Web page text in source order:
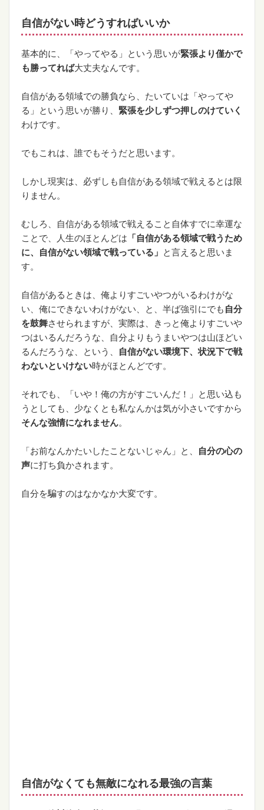
自信がない時どうすればいいか
基本的に、「やってやる」という思いが緊張より僅かで
も勝ってれば大丈夫なんです。
自信がある領域での勝負なら、たいていは「やってや
る」という思いが勝り、 緊張を少しずつ押しのけていく
わけです。
でもこれは、誰でもそうだと思います。
しかし現実は、必ずしも自信がある領域で戦えるとは限
りません。
むしろ、自信がある領域で戦えること自体すでに幸運な
ことで、人生のほとんどは 「自信がある領域で戦うため
に、自信がない領域で戦っている」 と言えると思いま
す。
自信があるときは、俺よりすごいやつがいるわけがな
い、俺にできないわけがない、と、半ば強引にでも 自分
を鼓舞させられますが、実際は、きっと俺よりすごいや
つはいるんだろうな、自分よりもうまいやつは山ほどい
るんだろうな、という、
自信がない環境下、状況下で戦
わないといけない時がほとんどです。
それでも、「いや！俺の方がすごいんだ！」と思い込も
うとしても、少なくとも私なんかは気が小さいですから
そんな強情になれません。
「お前なんかたいしたことないじゃん」と、
自分の心の
声に打ち負かされます。
自分を騙すのはなかなか大変です。
自信がなくても無敵になれる最強の言葉